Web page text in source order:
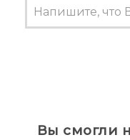
Вы смогли